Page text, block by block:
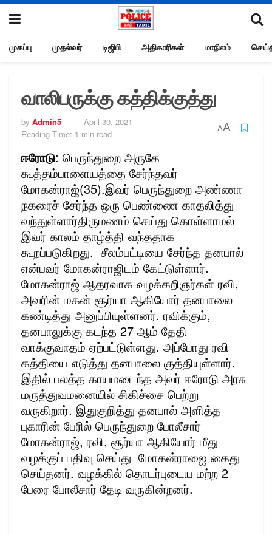
முகப்பு முதல்வர் டிஜிபி அதிகாரிகள் மாநிலம்
வாலிபருக்கு கத்திக்குத்து
by Admin5
April 30, 2021
Reading Time: 1 min read
AA
ஈரோடு: பெருந்துறை அருகே
கூத்தம்பாளையத்தை சேர்ந்தவர்
மோகன்ராஜ்(35).இவர் பெருந்துறை அண்ணா
நகரைச் சேர்ந்த ஒரு பெண்ணை காதலித்து
வந்துள்ளார்திருமணம் செய்து கொள்ளாமல்
இவர் காலம் தாழ்த்தி வந்ததாக
கூறப்படுகிறது. சீலம்பட்டியை சேர்ந்த தனபால்
என்பவர் மோகன்ராஜிடம் கேட்டுள்ளார்.
மோகன்ராஜ் ஆதரவாக வழக்கறிஞர்கள் ரவி,
அவரின் மகன் சூர்யா ஆகியோர் தனபாலை
கண்டித்து அனுப்பியுள்ளனர். ரவிக்கும்,
தனபாலுக்கு கடந்த 27 ஆம் தேதி
வாக்குவாதம் ஏற்பட்டுள்ளது. அப்போது ரவி
கத்தியை எடுத்து தனபாலை குத்தியுள்ளார்.
இதில் பலத்த காயமடைந்த அவர் ஈரோடு அரசு
மருத்துவமனையில் சிகிச்சை பெற்று
வருகிறார். இதுகுறித்து தனபால் அளித்த
புகாரின் பேரில் பெருந்துறை போலீசார்
மோகன்ராஜ், ரவி, சூர்யா ஆகியோர் மீது
வழக்குப் பதிவு செய்து மோகன்ராஜை கைது
செய்தனர். வழக்கில் தொடர்புடைய மற்ற 2
பேரை போலீசார் தேடி வருகின்றனர்.